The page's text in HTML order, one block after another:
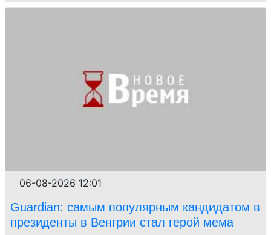
06-08-2026 12:01
Guardian: самым популярным кандидатом в
президенты в Венгрии стал герой мема